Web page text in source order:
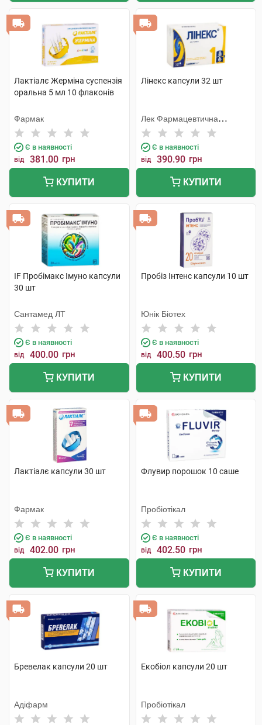
Лактіалє Жерміна суспензія
оральна 5 мл 10 флаконів
Фармак
Є в наявності
від 381.00 грн
КУПИТИ
Лінекс капсули 32 шт
Лек Фармацевтична
компанія
Є в наявності
від 390.90 грн
КУПИТИ
IF Пробімакс Імуно капсули
30 шт
Сантамед ЛТ
Є в наявності
від 400.00 грн
КУПИТИ
Пробіз Інтенс капсули 10 шт
Юнік Біотех
Є в наявності
від 400.50 грн
КУПИТИ
Лактіалє капсули 30 шт
Фармак
Є в наявності
від 402.00 грн
КУПИТИ
Флувир порошок 10 саше
Пробіотікал
Є в наявності
від 402.50 грн
КУПИТИ
Бревелак капсули 20 шт
Адіфарм
Екобіол капсули 20 шт
Пробіотікал